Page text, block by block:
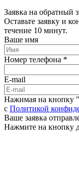
Заявка на обратный
Оставьте заявку и
течение 10 минут.
Ваше имя
Номер телефона *
E-mail
Нажимая на кнопку
c Политикой
Ваше заявка
Нажмите на кнопку